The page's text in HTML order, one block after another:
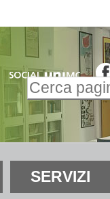
Inserire il
Ricerca
avanzata…
SERVIZI